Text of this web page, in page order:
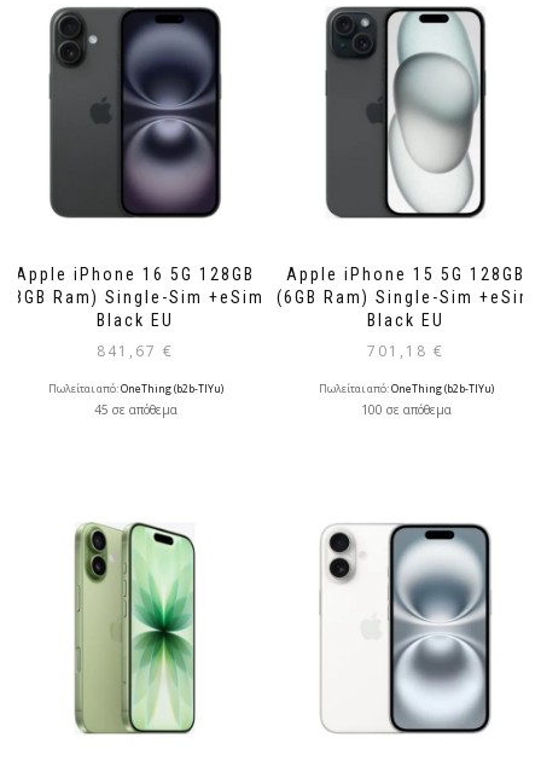
Apple iPhone 16 5G 128GB
(8GB Ram) Single-Sim +eSim
Black EU
841,67 €
Πωλείται από:OneThing (b2b-TlYu)
45 σε απόθεμα
Apple iPhone 15 5G 128GB
(6GB Ram) Single-Sim +eSim
Black EU
701,18 €
Πωλείται από:OneThing (b2b-TlYu)
100 σε απόθεμα